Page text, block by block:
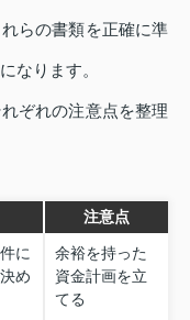
らの書類を正確に準
なります。
ぞれの注意点を整理
注意点
に
め
余裕を持った
資金計画を立
てる